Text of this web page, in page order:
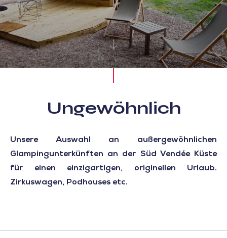
Vendée
Küste
Ungewöhnlich
Unsere Auswahl an außergewöhnlichen
Glampingunterkünften an der Süd Vendée Küste
für einen einzigartigen, originellen Urlaub.
Zirkuswagen, Podhouses etc.